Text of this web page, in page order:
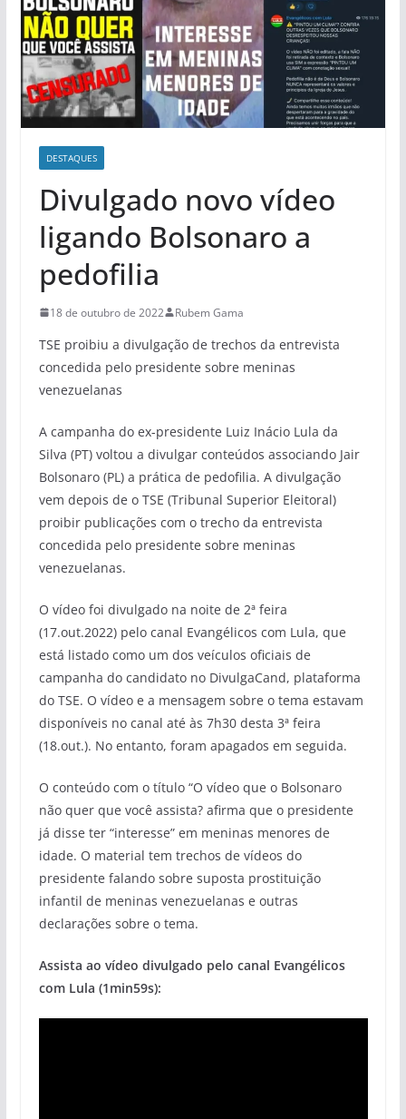
DESTAQUES
Divulgado novo vídeo
ligando Bolsonaro a
pedofilia
18 de outubro de 2022 Rubem Gama
TSE proibiu a divulgação de trechos da entrevista
concedida pelo presidente sobre meninas
venezuelanas
A campanha do ex-presidente Luiz Inácio Lula da
Silva (PT) voltou a divulgar conteúdos associando Jair
Bolsonaro (PL) a prática de pedofilia. A divulgação
vem depois de o TSE (Tribunal Superior Eleitoral)
proibir publicações com o trecho da entrevista
concedida pelo presidente sobre meninas
venezuelanas.
O vídeo foi divulgado na noite de 2ª feira
(17.out.2022) pelo canal Evangélicos com Lula, que
está listado como um dos veículos oficiais de
campanha do candidato no DivulgaCand, plataforma
do TSE. O vídeo e a mensagem sobre o tema estavam
disponíveis no canal até às 7h30 desta 3ª feira
(18.out.). No entanto, foram apagados em seguida.
O conteúdo com o título “O vídeo que o Bolsonaro
não quer que você assista? afirma que o presidente
já disse ter “interesse” em meninas menores de
idade. O material tem trechos de vídeos do
presidente falando sobre suposta prostituição
infantil de meninas venezuelanas e outras
declarações sobre o tema.
Assista ao vídeo divulgado pelo canal Evangélicos
com Lula (1min59s):